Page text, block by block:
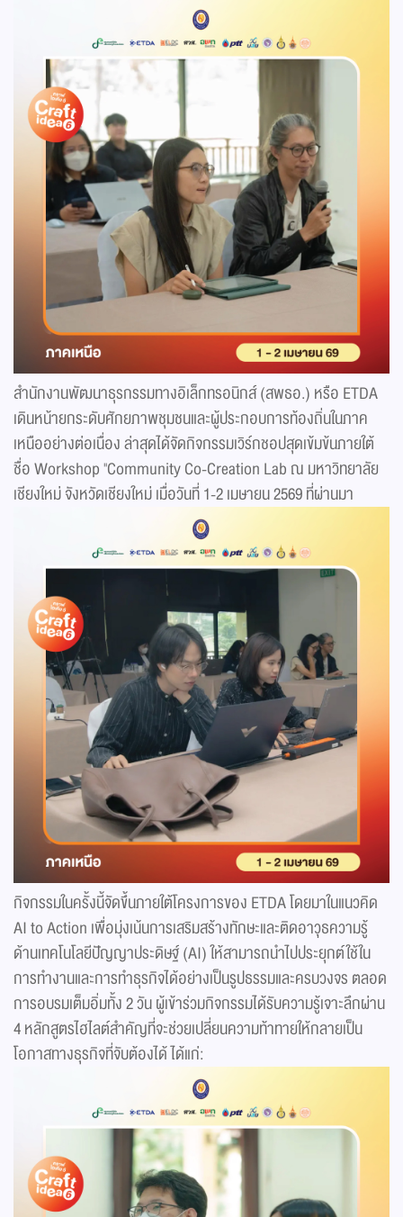
สำนักงานพัฒนาธุรกรรมทางอิเล็กทรอนิกส์ (สพธอ.) หรือ ETDA
เดินหน้ายกระดับศักยภาพชุมชนและผู้ประกอบการท้องถิ่นในภาค
เหนืออย่างต่อเนื่อง ล่าสุดได้จัดกิจกรรมเวิร์กชอปสุดเข้มข้นภายใต้
ชื่อ Workshop "Community Co-Creation Lab ณ มหาวิทยาลัย
เชียงใหม่ จังหวัดเชียงใหม่ เมื่อวันที่ 1-2 เมษายน 2569 ที่ผ่านมา
กิจกรรมในครั้งนี้จัดขึ้นภายใต้โครงการของ ETDA โดยมาในแนวคิด
AI to Action เพื่อมุ่งเน้นการเสริมสร้างทักษะและติดอาวุธความรู้
ด้านเทคโนโลยีปัญญาประดิษฐ์ (AI) ให้สามารถนำไปประยุกต์ใช้ใน
การทำงานและการทำธุรกิจได้อย่างเป็นรูปธรรมและครบวงจร ตลอด
การอบรมเต็มอิ่มทั้ง 2 วัน ผู้เข้าร่วมกิจกรรมได้รับความรู้เจาะลึกผ่าน
4 หลักสูตรไฮไลต์สำคัญที่จะช่วยเปลี่ยนความท้าทายให้กลายเป็น
โอกาสทางธุรกิจที่จับต้องได้ ได้แก่: